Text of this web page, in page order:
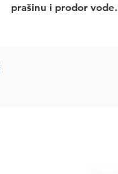
prašinu i prodor vode.